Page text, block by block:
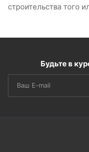
строительства того
Будьте в